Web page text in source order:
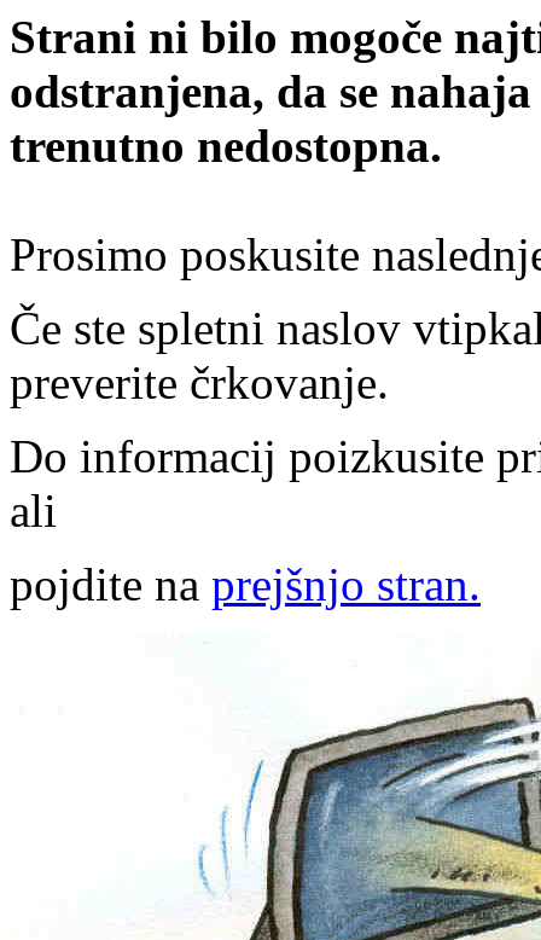
Strani ni bilo mogoče
odstranjena, da se
trenutno nedostopna.
Prosimo poskusite
Če ste spletni naslov
preverite črkovanje.
Do informacij poizkusite
ali
pojdite na prejšnjo stran.